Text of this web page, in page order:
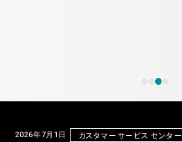
2026年7月1日 カスタマーサービス センター